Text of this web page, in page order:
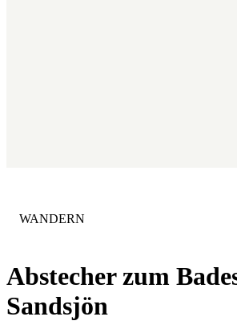
Abstecher zum
Sandsjön
KATEGORIE
WANDERN